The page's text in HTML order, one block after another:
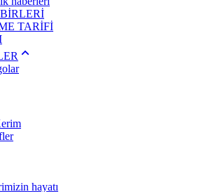
TARİFİ
hayatı